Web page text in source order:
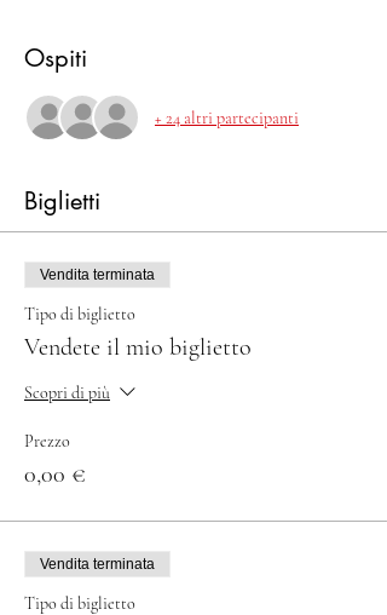
Ospiti
+ 24 altri partecipanti
Biglietti
Vendita terminata
Tipo di biglietto
Vendete il mio biglietto
Scopri di più
Prezzo
0,00 €
Vendita terminata
Tipo di biglietto